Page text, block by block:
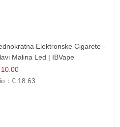
Elektronske Cigarete -
Malina Led | IBVape
：€ 18.63